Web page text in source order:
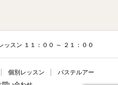
スン １１：００ ～ ２１：００
個別レッスン
パステルアー